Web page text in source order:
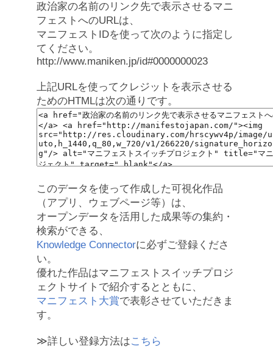
政治家の名前のリンク先で表示させるマニ
フェストへのURLは、
マニフェストIDを使って次のように指定し
てください。
http://www.maniken.jp/id#0000000023
上記URLを使ってクレジットを表示させる
ためのHTMLは次の通りです。
このデータを使って作成した可視化作品
（アプリ、ウェブページ等）は、
オープンデータを活用した成果等の集約・
検索ができる、
Knowledge Connectorに必ずご登録くださ
い。
優れた作品はマニフェストスイッチプロジ
ェクトサイトで紹介するとともに、
マニフェスト大賞で表彰させていただきま
す。
≫詳しい登録方法はこちら